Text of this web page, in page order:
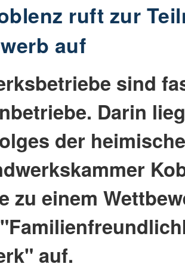
ruft zur
auf
sind
Darin
der
zu einem
auf.